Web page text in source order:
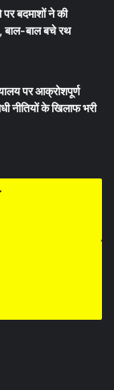
बदमाशों ने की
बाल-बाल बचे रथ
पर आक्रोशपूर्ण
नीतियों के खिलाफ भरी